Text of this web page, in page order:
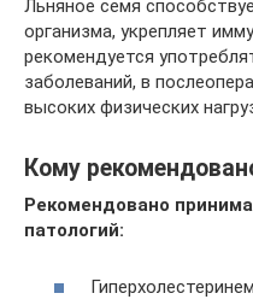
Льняное семя
организма, укрепляет
рекомендуется
заболеваний, в
высоких физических
Кому
Рекомендовано
патологий: